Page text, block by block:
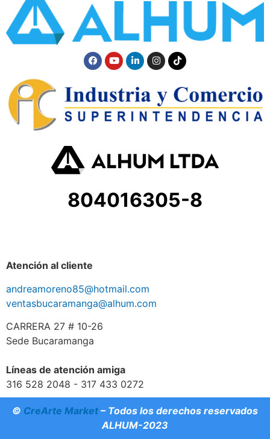
804016305-8
Atención al cliente
andreamoreno85@hotmail.com
ventasbucaramanga@alhum.com
CARRERA 27 # 10-26
Sede Bucaramanga
Líneas de atención amiga
316 528 2048 - 317 433 0272
© CreArte Market – Todos los derechos reservados
ALHUM-2023